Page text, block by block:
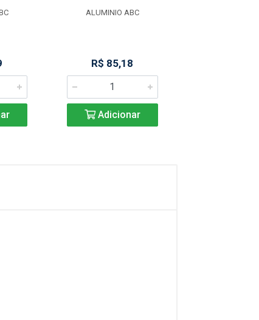
ALUMINIO ABC
R$ 85,18
Adicionar